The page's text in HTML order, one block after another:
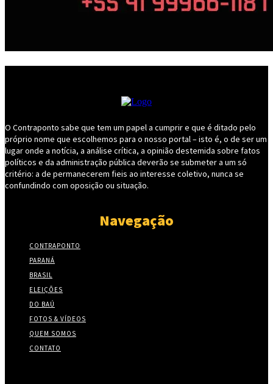
O Contraponto sabe que tem um papel a cumprir e que é ditado pelo
próprio nome que escolhemos para o nosso portal – isto é, o de ser um
lugar onde a notícia, a análise crítica, a opinião destemida sobre fatos
políticos e da administração pública deverão se submeter a um só
critério: a de permanecerem fieis ao interesse coletivo, nunca se
confundindo com oposição ou situação.
Navegação
CONTRAPONTO
PARANÁ
BRASIL
ELEIÇÕES
DO BAÚ
FOTOS & VÍDEOS
QUEM SOMOS
CONTATO